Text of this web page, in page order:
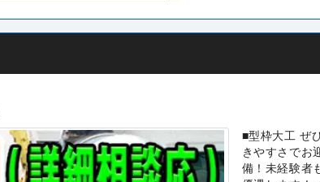
■型枠大工 ぜ
きやすさでお
備！未経験者